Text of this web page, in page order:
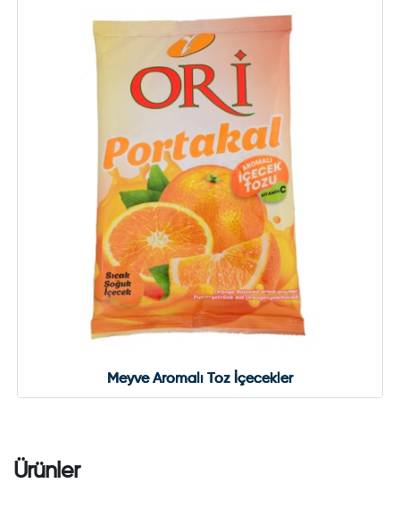
Meyve Aromalı Toz İçecekler
Ürünler